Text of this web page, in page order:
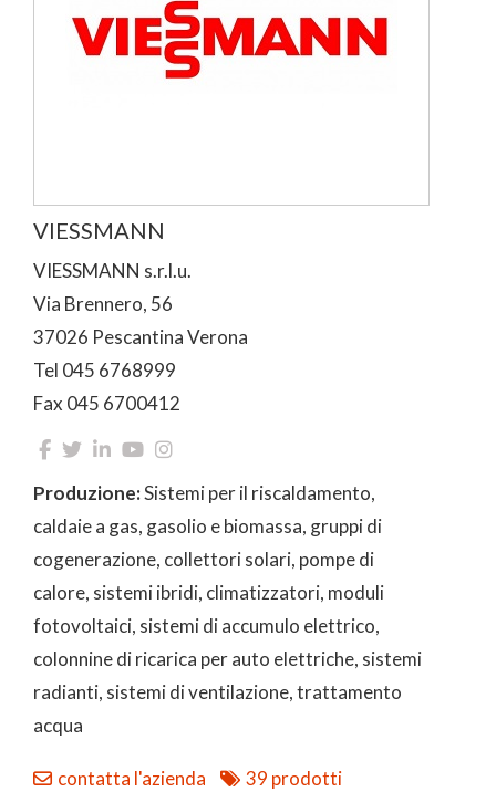
VIESSMANN
VIESSMANN s.r.l.u.
Via Brennero, 56
37026 Pescantina Verona
Tel 045 6768999
Fax 045 6700412
Produzione:Sistemi per il riscaldamento,
caldaie a gas, gasolio e biomassa, gruppi di
cogenerazione, collettori solari, pompe di
calore, sistemi ibridi, climatizzatori, moduli
fotovoltaici, sistemi di accumulo elettrico,
colonnine di ricarica per auto elettriche, sistemi
radianti, sistemi di ventilazione, trattamento
acqua
contatta l'azienda 39 prodotti